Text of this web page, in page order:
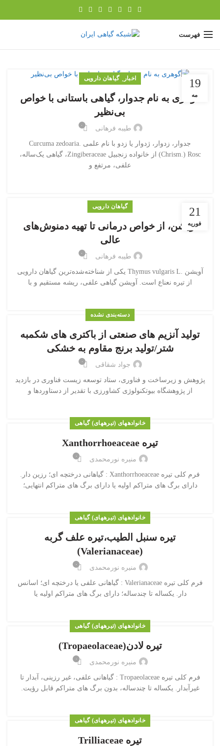
فهرست
19
مه
اخبار ,گیاهان دارویی
گوهری به نام جدوار، گیاهی باستانی با خواص
بی‌نظیر
طیبه فرهانی ۰
جدوار، زدوار، ژدوار یا زدو با نام علمی .Curcuma zedoaria
(Chrism.) Rosc از خانواده زنجبیل‏ Zingiberaceae، گیاهی یک‌ساله،
علفی، مرتفع و
21
فوریه
گیاهان دارویی
آویشن، از خواص درمانی تا تهیه دمنوش‌های
عالی
طیبه فرهانی ۰
آویشن .Thymus vulgaris L یکی از شناخته‌شده‌ترین گیاهان دارویی
از تیره نعناع است. آویشن گیاهی علفی، ریشه مستقیم و با
دسته‌بندی نشده
تولید آنزیم های صنعتی از باکتری های شکمبه
شتر/تولید برنج مقاوم به خشکی
جواد شقاقی ۰
پژوهش و زیرساخت و فناوری، ستاد توسعه زیست فناوری در بازدید
از پژوهشگاه بیوتکنولوژی کشاورزی با تقدیر از دستاوردها و
خانواده‎های (تیره‎های) گیاهی
تیره Xanthorrhoeaceae
منیره نورمحمدی ۰
فرم کلی تیره Xanthorrhoeaceae : گیاهانی درختچه ای؛ رزین دار.
دارای برگ های متراکم اولیه یا دارای برگ های متراکم انتهایی؛
خانواده‎های (تیره‎های) گیاهی
تیره سنبل الطیب،تیره علف گربه
(Valerianaceae)
منیره نورمحمدی ۰
فرم کلی تیره Valerianaceae : گیاهانی علفی یا درختچه ای؛ اسانس
دار. یکساله تا چندساله؛ دارای برگ های متراکم اولیه یا
خانواده‎های (تیره‎های) گیاهی
تیره لادن(Tropaeolaceae)
منیره نورمحمدی ۰
فرم کلی تیره Tropaeolaceae : گیاهانی علفی، غیر رزینی، آبدار تا
غیرآبدار. یکساله تا چندساله، بدون برگ های متراکم قابل رؤیت.
خانواده‎های (تیره‎های) گیاهی
تیره Trilliaceae